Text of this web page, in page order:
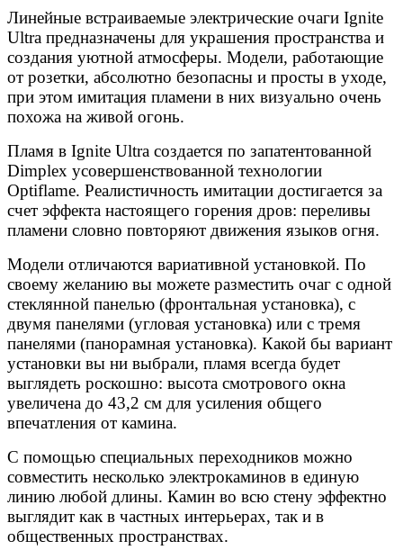
Линейные встраиваемые электрические очаги Ignite
Ultra предназначены для украшения пространства и
создания уютной атмосферы. Модели, работающие
от розетки, абсолютно безопасны и просты в уходе,
при этом имитация пламени в них визуально очень
похожа на живой огонь.
Пламя в Ignite Ultra создается по запатентованной
Dimplex усовершенствованной технологии
Optiflame. Реалистичность имитации достигается за
счет эффекта настоящего горения дров: переливы
пламени словно повторяют движения языков огня.
Модели отличаются вариативной установкой. По
своему желанию вы можете разместить очаг с одной
стеклянной панелью (фронтальная установка), с
двумя панелями (угловая установка) или с тремя
панелями (панорамная установка). Какой бы вариант
установки вы ни выбрали, пламя всегда будет
выглядеть роскошно: высота смотрового окна
увеличена до 43,2 см для усиления общего
впечатления от камина.
С помощью специальных переходников можно
совместить несколько электрокаминов в единую
линию любой длины. Камин во всю стену эффектно
выглядит как в частных интерьерах, так и в
общественных пространствах.